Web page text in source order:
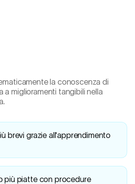
la conoscenza di
miglioramenti tangibili nella
brevi grazie all'apprendimento
più piatte con procedure